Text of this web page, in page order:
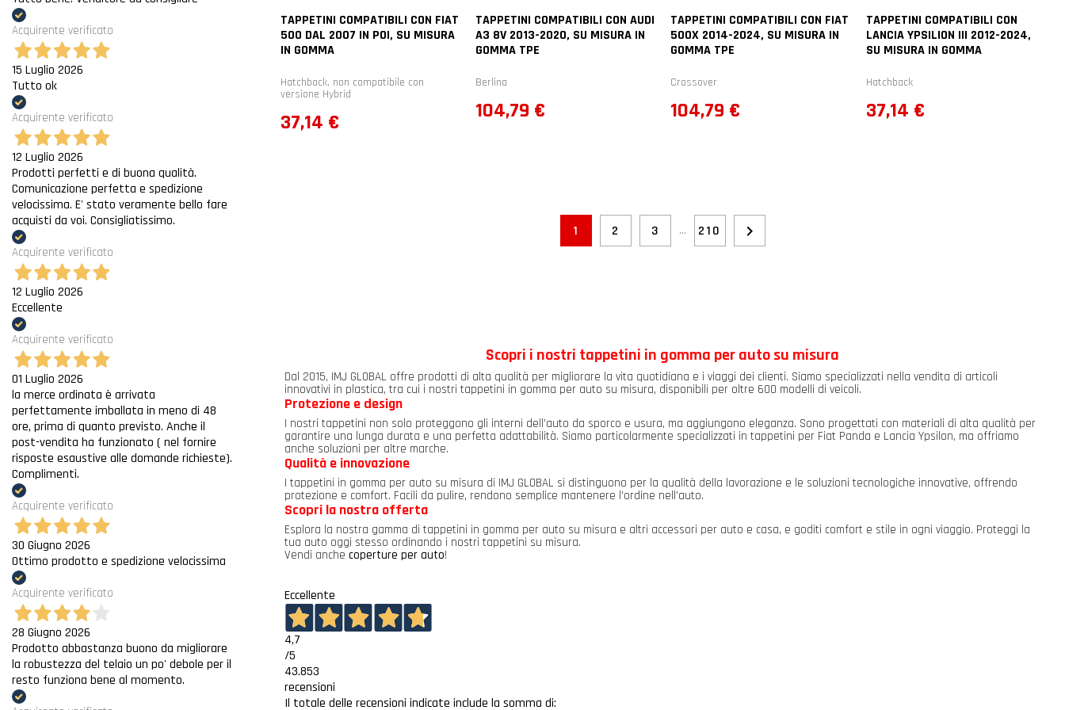
Acquirente verificato
15 Luglio 2026
Tutto ok
Acquirente verificato
12 Luglio 2026
Prodotti perfetti e di buona qualità.
Comunicazione perfetta e spedizione
velocissima. E' stato veramente bello fare
acquisti da voi. Consigliatissimo.
Acquirente verificato
12 Luglio 2026
Eccellente
Acquirente verificato
01 Luglio 2026
la merce ordinata è arrivata
perfettamente imballata in meno di 48
ore, prima di quanto previsto. Anche il
post-vendita ha funzionato ( nel fornire
risposte esaustive alle domande richieste).
Complimenti.
Acquirente verificato
30 Giugno 2026
Ottimo prodotto e spedizione velocissima
Acquirente verificato
28 Giugno 2026
Prodotto abbastanza buono da migliorare
la robustezza del telaio un po' debole per il
resto funziona bene al momento.
TAPPETINI COMPATIBILI CON FIAT
500 DAL 2007 IN POI, SU MISURA
IN GOMMA
Hatchback, non compatibile con
versione Hybrid
Prezzo
37,14 €
TAPPETINI COMPATIBILI CON AUDI
A3 8V 2013-2020, SU MISURA IN
GOMMA TPE
Berlina
Prezzo
104,79 €
TAPPETINI COMPATIBILI CON FIAT
500X 2014-2024, SU MISURA IN
GOMMA TPE
Crossover
Prezzo
104,79 €
TAPPETINI COMPATIBILI CON
LANCIA YPSILION III 2012-2024,
SU MISURA IN GOMMA
Hatchback
Prezzo
37,14 €
1 2 3 … 210 
Scopri i nostri tappetini in gomma per auto su misura
Dal 2015, IMJ GLOBAL offre prodotti di alta qualità per migliorare la vita quotidiana e i viaggi dei clienti. Siamo specializzati nella vendita di articoli
innovativi in plastica, tra cui i nostri tappetini in gomma per auto su misura, disponibili per oltre 600 modelli di veicoli.
Protezione e design
I nostri tappetini non solo proteggono gli interni dell’auto da sporco e usura, ma aggiungono eleganza. Sono progettati con materiali di alta qualità per
garantire una lunga durata e una perfetta adattabilità. Siamo particolarmente specializzati in tappetini per Fiat Panda e Lancia Ypsilon, ma offriamo
anche soluzioni per altre marche.
Qualità e innovazione
I tappetini in gomma per auto su misura di IMJ GLOBAL si distinguono per la qualità della lavorazione e le soluzioni tecnologiche innovative, offrendo
protezione e comfort. Facili da pulire, rendono semplice mantenere l'ordine nell'auto.
Scopri la nostra offerta
Esplora la nostra gamma di tappetini in gomma per auto su misura e altri accessori per auto e casa, e goditi comfort e stile in ogni viaggio. Proteggi la
tua auto oggi stesso ordinando i nostri tappetini su misura.
Vendi anche coperture per auto!
Eccellente
4,7
/5
43.853
recensioni
Il totale delle recensioni indicate include la somma di: